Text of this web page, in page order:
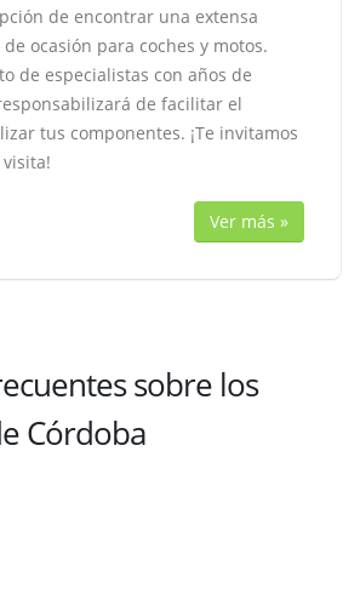
de encontrar una extensa
ocasión para coches y motos.
de especialistas con años de
de facilitar el
tus componentes. ¡Te invitamos
Ver más »
sobre los
Córdoba